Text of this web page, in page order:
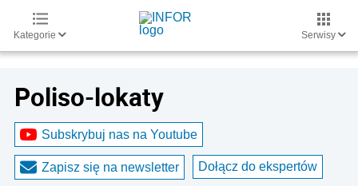
Kategorie Serwisy
Poliso-lokaty
Subskrybuj nas na Youtube
Zapisz się na newsletter Dołącz do ekspertów